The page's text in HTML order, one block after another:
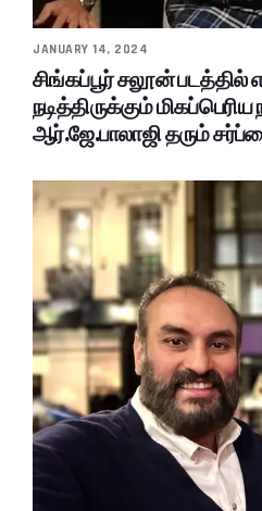
JANUARY 14, 2024
சிங்கப்பூர் சலூன்
நடித்திருக்கும் மிகப்பெரிய
ஆர்.ஜே.பாலாஜி தரும்